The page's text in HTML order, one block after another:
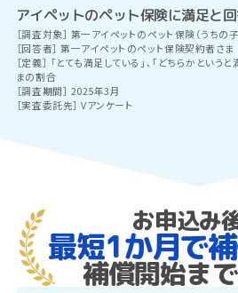
アイペットのペット保険に満足と
［調査対象］ 第一アイペットのペット保険（うちの子
［回答者］ 第一アイペットのペット保険契約者さま
［定義］ 「とても満足している」、「どちらかという
まの割合
［調査期間］ 2025年3月
［実査委託先］ Vアンケート
お申込み後
最短1か月で
補償開始ま